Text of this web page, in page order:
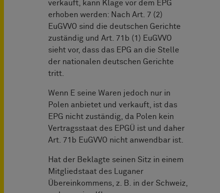
verkauft, kann Klage vor dem EPG
erhoben werden: Nach Art. 7 (2)
EuGVVO sind die deutschen Gerichte
zuständig und Art. 71b (1) EuGVVO
sieht vor, dass das EPG an die Stelle
der nationalen deutschen Gerichte
tritt.
Wenn E seine Waren jedoch nur in
Polen anbietet und verkauft, ist das
EPG nicht zuständig, da Polen kein
Vertragsstaat des EPGÜ ist und daher
Art. 71b EuGVVO nicht anwendbar ist.
Hat der Beklagte seinen Sitz in einem
Mitgliedstaat des Luganer
Übereinkommens, z. B. in der Schweiz,